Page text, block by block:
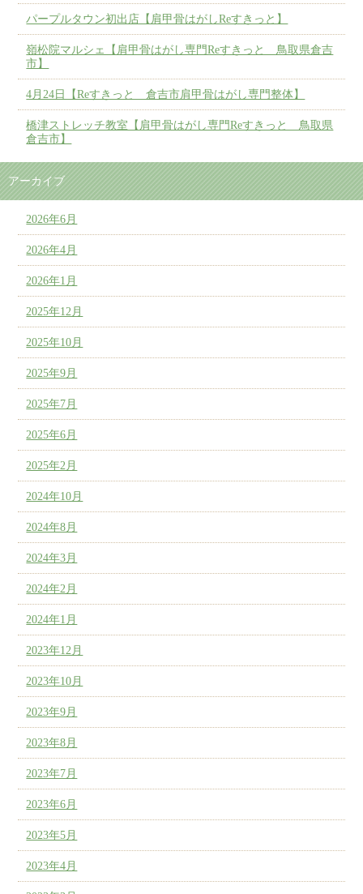
パープルタウン初出店【肩甲骨はがしReすきっと】
嶺松院マルシェ【肩甲骨はがし専門Reすきっと 鳥取県倉吉
市】
4月24日【Reすきっと 倉吉市肩甲骨はがし専門整体】
橋津ストレッチ教室【肩甲骨はがし専門Reすきっと 鳥取県
倉吉市】
アーカイブ
2026年6月
2026年4月
2026年1月
2025年12月
2025年10月
2025年9月
2025年7月
2025年6月
2025年2月
2024年10月
2024年8月
2024年3月
2024年2月
2024年1月
2023年12月
2023年10月
2023年9月
2023年8月
2023年7月
2023年6月
2023年5月
2023年4月